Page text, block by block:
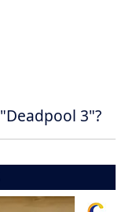
3"?